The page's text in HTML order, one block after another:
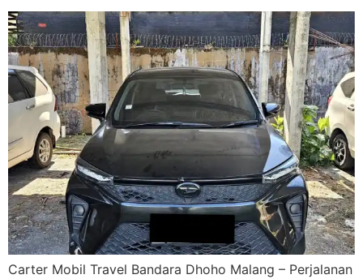
Carter Mobil Travel Bandara Dhoho Malang – Perjalanan